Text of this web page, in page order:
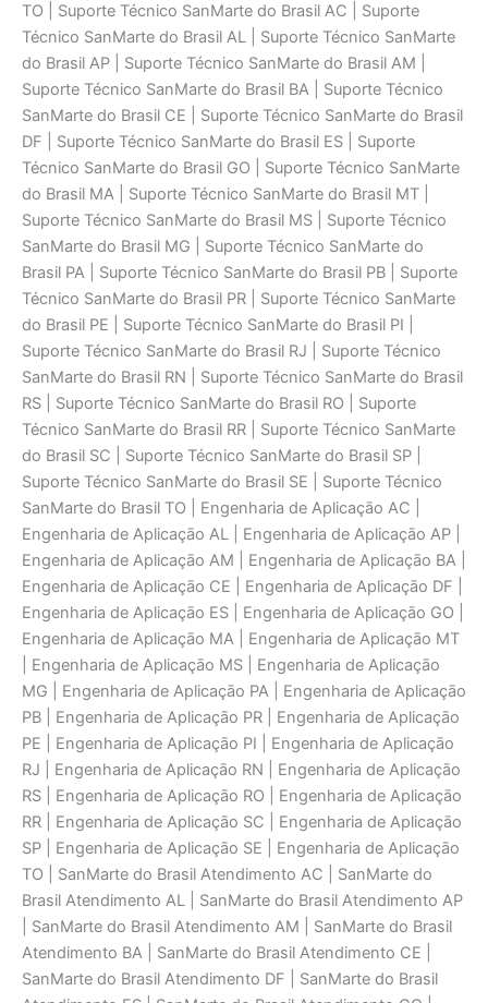
TO | Suporte Técnico SanMarte do Brasil AC | Suporte
Técnico SanMarte do Brasil AL | Suporte Técnico SanMarte
do Brasil AP | Suporte Técnico SanMarte do Brasil AM |
Suporte Técnico SanMarte do Brasil BA | Suporte Técnico
SanMarte do Brasil CE | Suporte Técnico SanMarte do Brasil
DF | Suporte Técnico SanMarte do Brasil ES | Suporte
Técnico SanMarte do Brasil GO | Suporte Técnico SanMarte
do Brasil MA | Suporte Técnico SanMarte do Brasil MT |
Suporte Técnico SanMarte do Brasil MS | Suporte Técnico
SanMarte do Brasil MG | Suporte Técnico SanMarte do
Brasil PA | Suporte Técnico SanMarte do Brasil PB | Suporte
Técnico SanMarte do Brasil PR | Suporte Técnico SanMarte
do Brasil PE | Suporte Técnico SanMarte do Brasil PI |
Suporte Técnico SanMarte do Brasil RJ | Suporte Técnico
SanMarte do Brasil RN | Suporte Técnico SanMarte do Brasil
RS | Suporte Técnico SanMarte do Brasil RO | Suporte
Técnico SanMarte do Brasil RR | Suporte Técnico SanMarte
do Brasil SC | Suporte Técnico SanMarte do Brasil SP |
Suporte Técnico SanMarte do Brasil SE | Suporte Técnico
SanMarte do Brasil TO | Engenharia de Aplicaçāo AC |
Engenharia de Aplicaçāo AL | Engenharia de Aplicaçāo AP |
Engenharia de Aplicaçāo AM | Engenharia de Aplicaçāo BA |
Engenharia de Aplicaçāo CE | Engenharia de Aplicaçāo DF |
Engenharia de Aplicaçāo ES | Engenharia de Aplicaçāo GO |
Engenharia de Aplicaçāo MA | Engenharia de Aplicaçāo MT
| Engenharia de Aplicaçāo MS | Engenharia de Aplicaçāo
MG | Engenharia de Aplicaçāo PA | Engenharia de Aplicaçāo
PB | Engenharia de Aplicaçāo PR | Engenharia de Aplicaçāo
PE | Engenharia de Aplicaçāo PI | Engenharia de Aplicaçāo
RJ | Engenharia de Aplicaçāo RN | Engenharia de Aplicaçāo
RS | Engenharia de Aplicaçāo RO | Engenharia de Aplicaçāo
RR | Engenharia de Aplicaçāo SC | Engenharia de Aplicaçāo
SP | Engenharia de Aplicaçāo SE | Engenharia de Aplicaçāo
TO | SanMarte do Brasil Atendimento AC | SanMarte do
Brasil Atendimento AL | SanMarte do Brasil Atendimento AP
| SanMarte do Brasil Atendimento AM | SanMarte do Brasil
Atendimento BA | SanMarte do Brasil Atendimento CE |
SanMarte do Brasil Atendimento DF | SanMarte do Brasil